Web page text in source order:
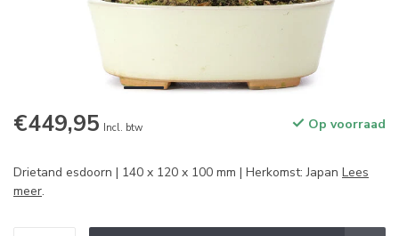
€449,95 Incl. btw Op voorraad
Drietand esdoorn | 140 x 120 x 100 mm | Herkomst: Japan Lees
meer.